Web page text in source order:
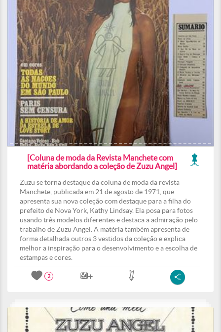
[Coluna de moda da Revista Manchete com
matéria abordando a coleção de Zuzu Angel]
Zuzu se torna destaque da coluna de moda da revista
Manchete, publicada em 21 de agosto de 1971, que
apresenta sua nova coleção com destaque para a filha do
prefeito de Nova York, Kathy Lindsay. Ela posa para fotos
usando três modelos diferentes e destaca a admiração pelo
trabalho de Zuzu Angel. A matéria também apresenta de
forma detalhada outros 3 vestidos da coleção e explica
melhor a inspiração para o desenvolvimento e a escolha de
estampas e cores.
2